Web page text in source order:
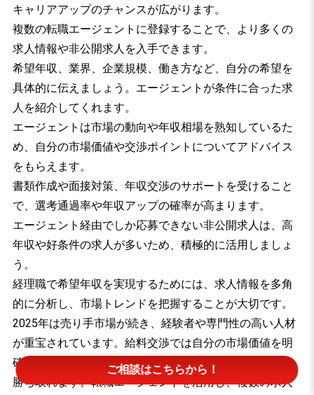
キャリアアップのチャンスが広がります。
複数の転職エージェントに登録することで、より多くの
求人情報や非公開求人を入手できます。
希望年収、業界、企業規模、働き方など、自分の希望を
具体的に伝えましょう。エージェントが条件に合った求
人を紹介してくれます。
エージェントは市場の動向や年収相場を熟知しているた
め、自分の市場価値や交渉ポイントについてアドバイス
をもらえます。
書類作成や面接対策、年収交渉のサポートを受けること
で、選考通過率や年収アップの確率が高まります。
エージェント経由でしか応募できない非公開求人は、高
年収や好条件の求人が多いため、積極的に活用しましょ
う。
経理職で希望年収を実現するためには、求人情報を多角
的に分析し、市場トレンドを把握することが大切です。
2025年は売り手市場が続き、経験者や専門性の高い人材
が重宝されています。給料交渉では自分の市場価値を明
確にし、根拠を持って交渉することで、より高い年収を
勝ち取れます。転職エージェントを活用し、複数の求人
ご相談はこちらから！